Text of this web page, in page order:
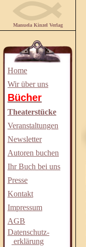
Manuela Kinzel Verlag
Home
Wir über uns
Bücher
Theaterstücke
Veranstaltungen
Newsletter
Autoren buchen
Ihr Buch bei uns
Presse
Kontakt
Impressum
AGB
Datenschutz-
erklärung